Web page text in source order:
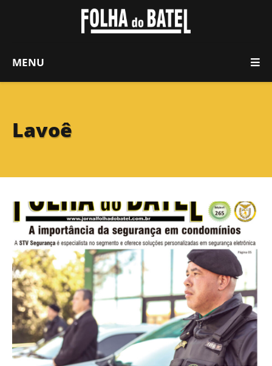
MENU
Lavoê